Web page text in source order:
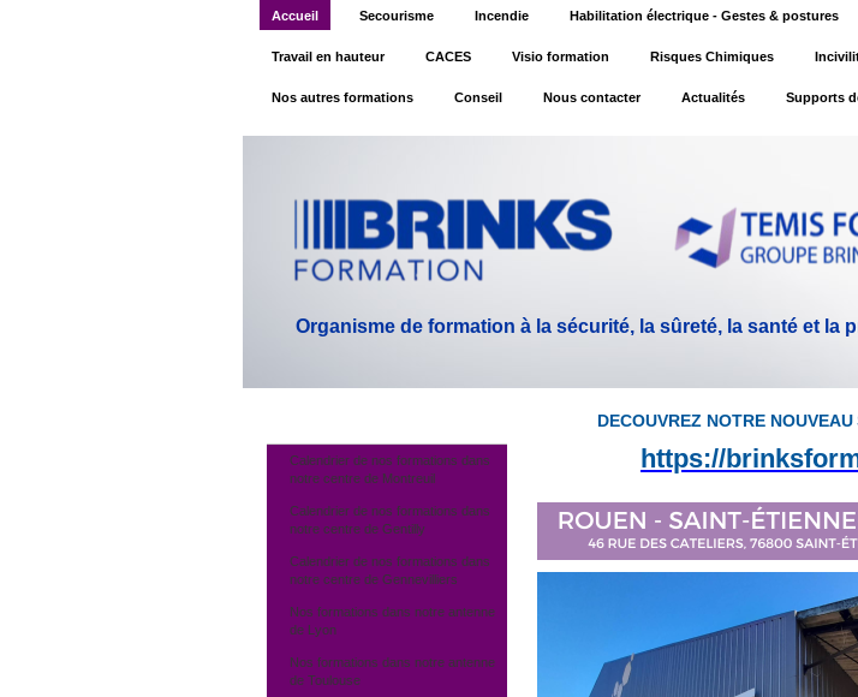
Accueil Secourisme Incendie Habilitation électrique - Gestes & postures
Travail en hauteur CACES Visio formation Risques Chimiques
Nos autres formations Conseil Nous contacter Actualités Supports
Organisme de formation à la sécurité, la sûreté, la santé et
Calendrier de nos formations dans
notre centre de Montreuil
Calendrier de nos formations dans
notre centre de Gentilly
Calendrier de nos formations dans
notre centre de Gennevilliers
Nos formations dans notre antenne
de Lyon
Nos formations dans notre antenne
de Toulouse
DECOUVREZ NOTRE NOUVEAU
https://